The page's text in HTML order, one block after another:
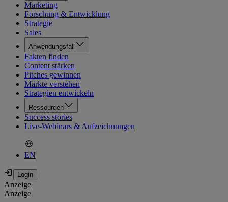
Marketing
Forschung & Entwicklung
Strategie
Sales
Anwendungsfall
Fakten finden
Content stärken
Pitches gewinnen
Märkte verstehen
Strategien entwickeln
Ressourcen
Success stories
Live-Webinars & Aufzeichnungen
EN
Anzeige
Anzeige